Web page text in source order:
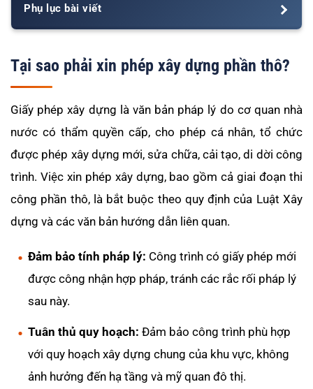
Phụ lục bài viết
Tại sao phải xin phép xây dựng phần thô?
Giấy phép xây dựng là văn bản pháp lý do cơ quan nhà
nước có thẩm quyền cấp, cho phép cá nhân, tổ chức
được phép xây dựng mới, sửa chữa, cải tạo, di dời công
trình. Việc xin phép xây dựng, bao gồm cả giai đoạn thi
công phần thô, là bắt buộc theo quy định của Luật Xây
dựng và các văn bản hướng dẫn liên quan.
Đảm bảo tính pháp lý: Công trình có giấy phép mới
được công nhận hợp pháp, tránh các rắc rối pháp lý
sau này.
Tuân thủ quy hoạch: Đảm bảo công trình phù hợp
với quy hoạch xây dựng chung của khu vực, không
ảnh hưởng đến hạ tầng và mỹ quan đô thị.